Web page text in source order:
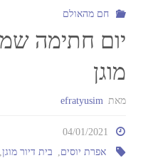
חם מהאולם
יום חתימה
מוגן
מאת efratyusim
04/01/2021
אפרת יוסים
בית דיור מוגן